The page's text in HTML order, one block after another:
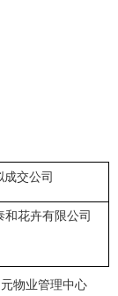
成交公司
和花卉有限公司
物业管理中心